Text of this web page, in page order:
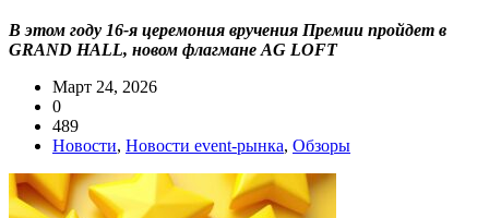
В этом году 16-я церемония вручения Премии пройдет в
GRAND HALL, новом флагмане AG LOFT
Март 24, 2026
0
489
Новости, Новости event-рынка, Обзоры